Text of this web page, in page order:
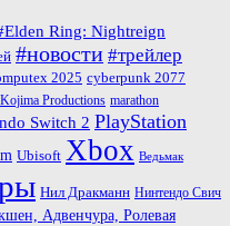
Ring: Nightreign
#новости #трейлер
2025 cyberpunk 2077
Kojima Productions marathon
Switch 2 PlayStation
Ubisoft Xbox Ведьмак
Нил Дракманн Нинтендо Свич
Адвенчура, Ролевая